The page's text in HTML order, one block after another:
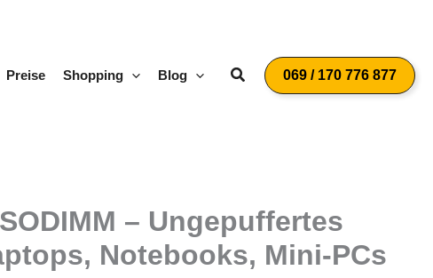
Preise Shopping Blog Suchen069 / 170 776 877
– Ungepuffertes
Notebooks, Mini-PCs